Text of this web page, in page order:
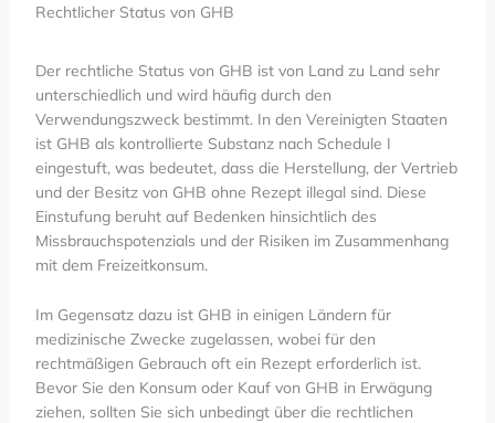
Rechtlicher Status von GHB
Der rechtliche Status von GHB ist von Land zu Land sehr
unterschiedlich und wird häufig durch den
Verwendungszweck bestimmt. In den Vereinigten Staaten
ist GHB als kontrollierte Substanz nach Schedule I
eingestuft, was bedeutet, dass die Herstellung, der Vertrieb
und der Besitz von GHB ohne Rezept illegal sind. Diese
Einstufung beruht auf Bedenken hinsichtlich des
Missbrauchspotenzials und der Risiken im Zusammenhang
mit dem Freizeitkonsum.
Im Gegensatz dazu ist GHB in einigen Ländern für
medizinische Zwecke zugelassen, wobei für den
rechtmäßigen Gebrauch oft ein Rezept erforderlich ist.
Bevor Sie den Konsum oder Kauf von GHB in Erwägung
ziehen, sollten Sie sich unbedingt über die rechtlichen